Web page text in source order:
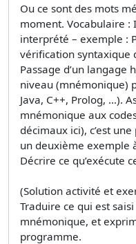
Ou ce sont des mots
moment. Vocabulaire
interprété – exemple :
vérification syntaxique
Passage d’un langage
niveau (mnémonique)
Java, C++, Prolog, …).
mnémonique aux
décimaux ici), c’est
un deuxième exemple
Décrire ce qu’exécute
(Solution activité et
Traduire ce qui est
mnémonique, et
programme.